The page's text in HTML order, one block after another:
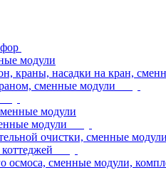
модули
краны, насадки на кран,
сменные модули
модули
модули
очистки, сменные модули
осмоса, сменные модули,